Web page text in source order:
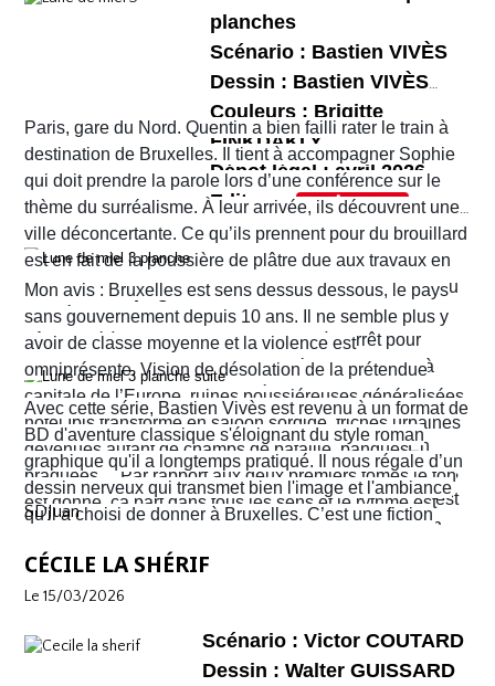
qu’Hérode est prêt à tout pour la séduire. Lors de
la fête organisée pour l'anniversaire d'Hérode,
Salomé danse devant le roi qui, charmé, promet
de lui offrir tout ce qu’elle désire…
son scénario superbement illustré par Eduard
Torrents. Ce nouveau péplum réunit tous les
ingrédients d’une bonne histoire comme Jean
Dufaux en a le secret. Il nous fait partager les
tensions familiales, les rivalités et jalousies
amoureuses, les jeux de pouvoir, les ambitions et
fragilités des uns et des autres. Le récit ne cesse
de nous surprendre et de nous tenir en haleine.
parfaitement le récit épique et sombre de Jean
L’ensemble bénéficie de couleurs travaillées et
poussées parBertrand Denouletqui mettent bien
en lumière les décors et les costumes dont ceux
d'Hérodias et de Salomé.
planches
Scénario : Bastien VIVÈS
Dessin : Bastien VIVÈS
Couleurs : Brigitte
FINKDAKLY
Dépot légal : avril 2026
Editeur :
Format normal
EAN/ISBN : 978-2-203-29047-1
Nombre de pages : 48
Paris, gare du Nord. Quentin a bien failli rater le train à
destination de Bruxelles. Il tient à accompagner Sophie
qui doit prendre la parole lors d’une conférence sur le
thème du surréalisme. À leur arrivée, ils découvrent une
ville déconcertante. Ce qu’ils prennent pour du brouillard
est en fait de la poussière de plâtre due aux travaux en
cours un peu partout dans la ville. Quant au tramway ou
au métro qu’ils pensaient prendre pour rejoindre leur
hôtel situé à Ixelles, ils sont eux aussi à l’arrêt pour
cause de travaux. Finalement, ils décident d’y aller à
pied. Sur leur route, Quentin découvre la librairie
d’occasion Pêle-mêle. Il propose à Sophie d’y jeter un
coup d’œil mais les ennuis vont vite commencer. En
réalité c’est la ville entière qui semble être tombée dans
une violence sans nom. C'est véritablement le Far West
avec son lot d’insécurité et d’anarchie. Il y a même un
shérif !
Mon avis : Bruxelles est sens dessus dessous, le pays
sans gouvernement depuis 10 ans. Il ne semble plus y
avoir de classe moyenne et la violence est
omniprésente. Vision de désolation de la prétendue
capitale de l’Europe, ruines poussiéreuses généralisées,
hôtel Ibis transformé en saloon sordide, friches urbaines
devenues autant de champs de bataille, banques
braquées… Par rapport aux deux premiers tomes le ton
est donné, ça part dans tous les sens et le rythme est
plus que soutenu de bout en bout. Sophie et Quentin
vont devoir faire face à une situation totalement confuse
vont rapidement se découvrir as de la gâchette, surtout
Sophie. Un album, on peut le dire, surréaliste.
Avec cette série, Bastien Vivès est revenu à un format de
BD d'aventure classique s'éloignant du style roman
graphique qu'il a longtemps pratiqué. Il nous régale d’un
dessin nerveux qui transmet bien l'image et l'ambiance
qu'il a choisi de donner à Bruxelles. C’est une fiction
Bruxelles de 2026 telle que perçue par nombre de ses
habitants !
SDJuan
CÉCILE LA SHÉRIF
Le 15/03/2026
Scénario : Victor COUTARD
Dessin : Walter GUISSARD